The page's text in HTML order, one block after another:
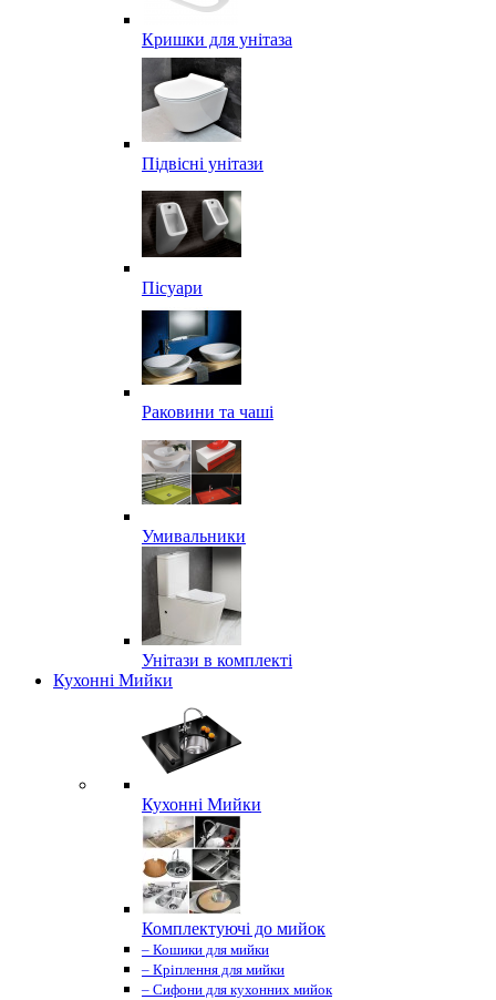
Кришки для унітаза
Підвісні унітази
Пісуари
Раковини та чаші
Умивальники
Унітази в комплекті
Кухонні Мийки
Кухонні Мийки
Комплектуючі до мийок
– Кошики для мийки
– Кріплення для мийки
– Сифони для кухонних мийок